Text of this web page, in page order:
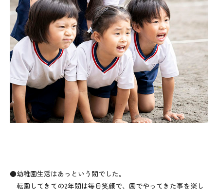
●幼稚園生活はあっという間でした。
転園してきての2年間は毎日笑顔で、園でやってきた事を楽し